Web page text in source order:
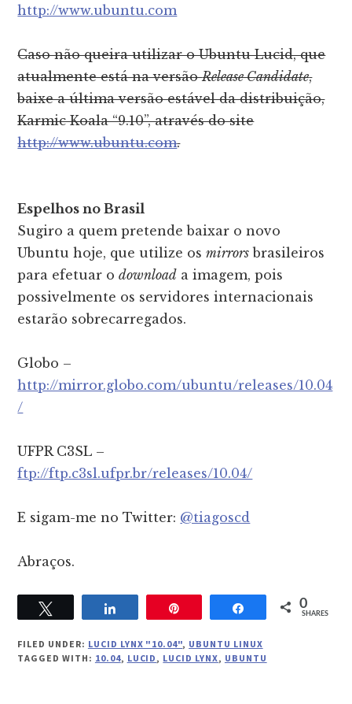
http://www.ubuntu.com
Caso não queira utilizar o Ubuntu Lucid, que
atualmente está na versãoRelease Candidate,
baixe a última versão estável da distribuição,
Karmic Koala “9.10”, através do site
http://www.ubuntu.com.
Espelhos no Brasil
Sugiro a quem pretende baixar o novo
Ubuntu hoje, que utilize osmirrors brasileiros
para efetuar odownload a imagem, pois
possivelmente os servidores internacionais
estarão sobrecarregados.
Globo –
http://mirror.globo.com/ubuntu/releases/10.04
/
UFPR C3SL –
ftp://ftp.c3sl.ufpr.br/releases/10.04/
E sigam-me no Twitter: @tiagoscd
Abraços.
Share 0
SHARES
FILED UNDER: LUCID LYNX "10.04", UBUNTU LINUX
TAGGED WITH: 10.04, LUCID, LUCID LYNX, UBUNTU